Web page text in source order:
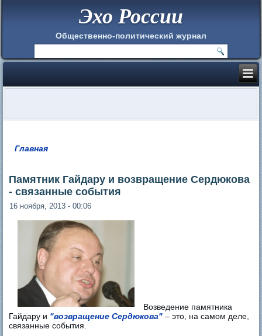
Эхо России
Общественно-политический журнал
Главная
Памятник Гайдару и возвращение Сердюкова
- связанные события
16 ноября, 2013 - 00:06
Возведение памятника
Гайдару и "возвращение Сердюкова" – это, на самом деле,
связанные события.